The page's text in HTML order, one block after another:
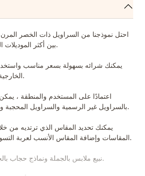
احتل نموذجنا من السراويل ذات الخصر
بين أكثر الموديلات العصرية للموسم الجديد.
يمكنك شرائه بسهولة بسعر مناسب
الخارجية طوال الفصول الأربعة.
اعتمادًا على المستخدم والمنطقة ،
بالسراويل غير الرسمية والسراويل المحجبة والسراويل غير الرسمية.
يمكنك تحديد المقاس الذي ترتديه من
المقاسات وإضافة المقاس الأنسب لعربة التسوق واطلبه بأفضل سعر.
نبيع ملابس بالجملة ونماذج حجاب بالجملة للمحلات والمتاجر.